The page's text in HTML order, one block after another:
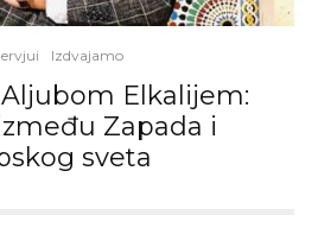
Izdvajamo
Elkalijem:
Zapada i
sveta